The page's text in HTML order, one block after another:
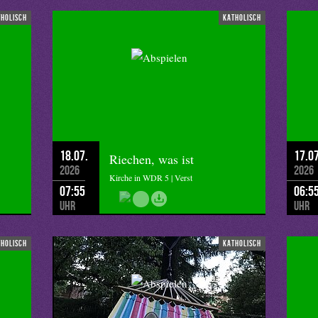
katholisch
18.07.
2026
07:55
Uhr
Riechen, was ist
Kirche in WDR 5 | Verst
2026
Uhr
katholisch